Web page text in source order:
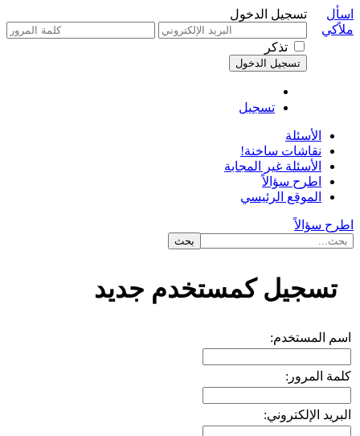
تسجيل الدخول
تذكر
تسجيل
اسأل
ملاًكي
الأسئلة
نقاشات ساخنة!
الأسئلة غير المجابة
اطرح سؤالاً
الموقع الرئيسي
اطرح سؤالاً
تسجيل كمستخدم جديد
اسم المستخدم:
كلمة المرور:
البريد الإلكتروني: